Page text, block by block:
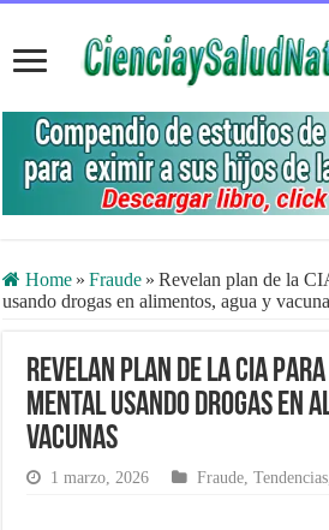
Home » Fraude » Revelan plan de la
usando drogas en alimentos, agua y
Revelan plan de la CIA
mental usando drogas en
vacunas
1 marzo, 2026 Fraude ,Tendencias